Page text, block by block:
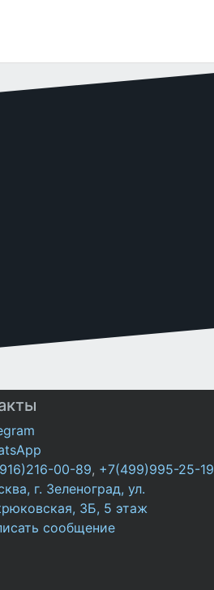
00-89, +7(499)995-25-19
г. Зеленоград, ул.
3Б, 5 этаж
сообщение